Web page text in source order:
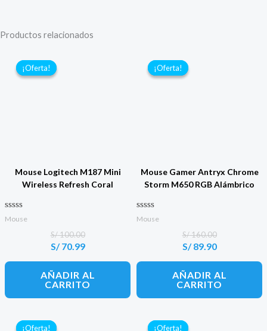
Productos relacionados
¡Oferta!
¡Oferta!
Mouse Logitech M187 Mini
Wireless Refresh Coral
Valorado con
Mouse
S/100.00
El
original
era:
S/ 100.00.
S/70.99
El
actual
es:
S/ 70.99.
AÑADIR AL
CARRITO
¡Oferta!
¡Oferta!
Mouse Gamer Antryx Chrome
Storm M650 RGB Alámbrico
Valorado con
Mouse
S/160.00
El
original
era:
S/ 160.00.
S/89.90
El
actual
es:
S/ 89.90.
AÑADIR AL
CARRITO
¡Oferta!
¡Oferta! ¡Oferta!
¡Oferta!